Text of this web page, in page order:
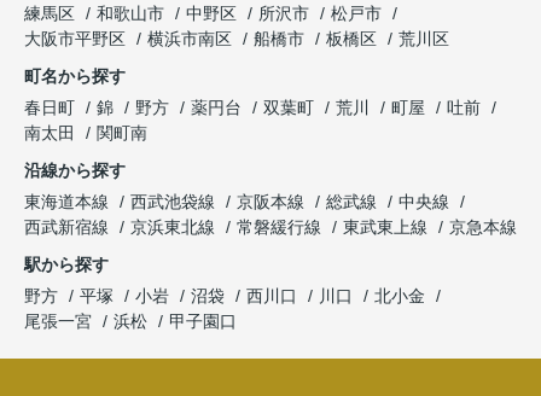
練馬区
和歌山市 中野区 所沢市
松戸市
大阪市平野区
横浜市南区 船橋市 板橋区
荒川区
町名から探す
春日町
錦 野方 薬円台 双葉町 荒川 町屋
吐前
南太田
関町南
沿線から探す
東海道本線
西武池袋線 京阪本線 総武線
中央線
西武新宿線
京浜東北線 常磐緩行線 東武東上線
京急本線
駅から探す
野方
平塚 小岩 沼袋 西川口 川口
北小金
尾張一宮
浜松 甲子園口